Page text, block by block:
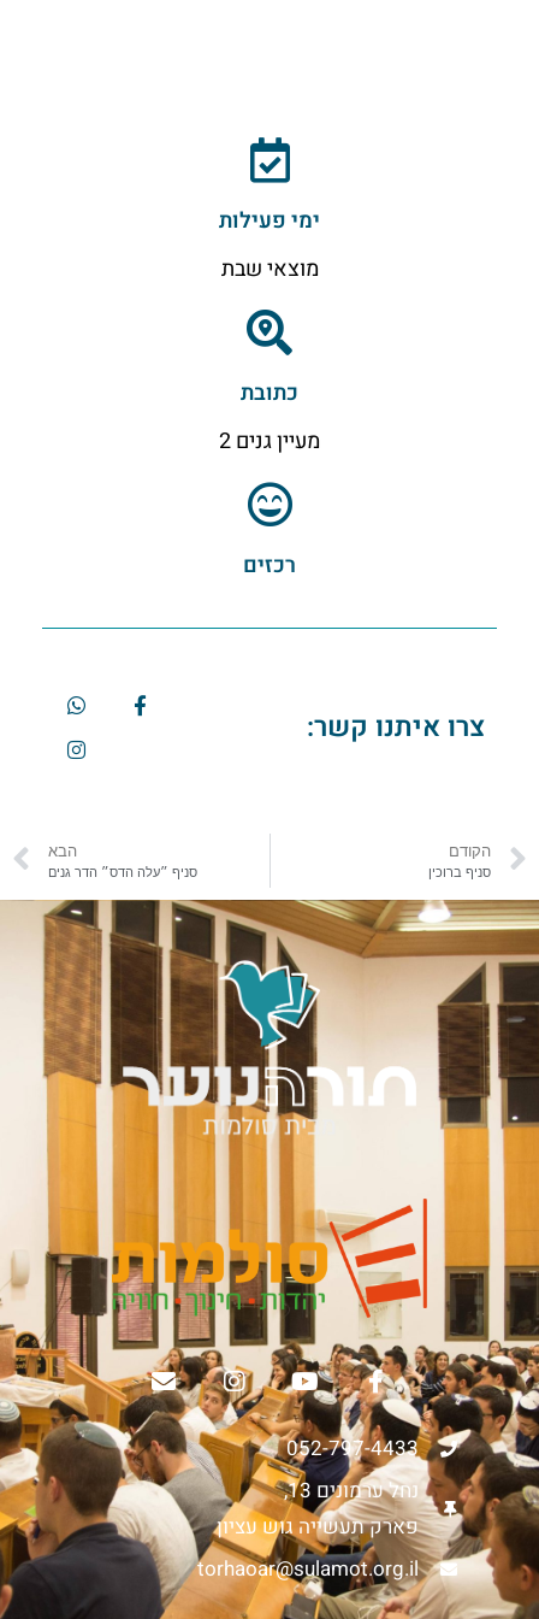
ימי פעילות
מוצאי שבת
כתובת
מעיין גנים 2
רכזים
צרו איתנו קשר:
הקודם
סניף ברוכין
הבא
סניף ״עלה הדס״ הדר גנים
052-797-4433
נחל ערמונים 13,
פארק תעשייה גוש עציון
torhaoar@sulamot.org.il